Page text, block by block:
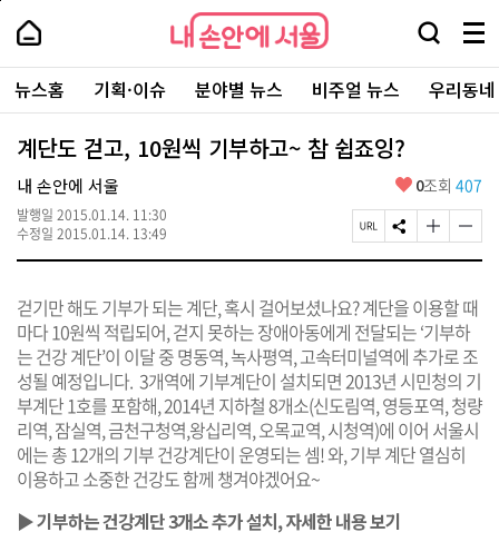
본
로
가
내
손
안
에
서
울
-
서
울
시
대
표
소
포
털
내
손
에
울
검
창
열
기
메
뉴
전
체
보
주
요
서
뉴스홈 기획·이슈 분야별 뉴스 비주얼 뉴스 우리동
계단도 걷고, 10원씩 기부하고~ 참 쉽죠잉?
내 손안에 서울
발행일 2015.01.14. 11:30
수정일 2015.01.14. 13:49
좋
요
0조회 407
페
이
R
L
복
사
S
N
유
하
기
글
자
크
게
변
경
하
기
글
자
작
게
변
경
하
기
걷기만 해도 기부가 되는 계단, 혹시 걸어보셨나요? 계단을 이용할 때
마다 10원씩 적립되어, 걷지 못하는 장애아동에게 전달되는 ‘기부하
는 건강 계단’이 이달 중 명동역, 녹사평역, 고속터미널역에 추가로 조
성될 예정입니다. 3개역에 기부계단이 설치되면 2013년 시민청의 기
부계단 1호를 포함해, 2014년 지하철 8개소(신도림역, 영등포역, 청량
리역, 잠실역, 금천구청역,왕십리역, 오목교역, 시청역)에 이어 서울시
에는 총 12개의 기부 건강계단이 운영되는 셈! 와, 기부 계단 열심히
이용하고 소중한 건강도 함께 챙겨야겠어요~
▶기부하는 건강계단 3개소 추가 설치, 자세한 내용 보기
페
상
단
로